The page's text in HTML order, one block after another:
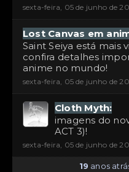
sexta-feira, 05 de junho de
Lost Canvas em
Saint Seiya está mais
confira detalhes
anime no mundo!
sexta-feira, 05 de junho de
Cloth Myth:
imagens do
ACT 3)!
sexta-feira, 05 de junho de
19 anos